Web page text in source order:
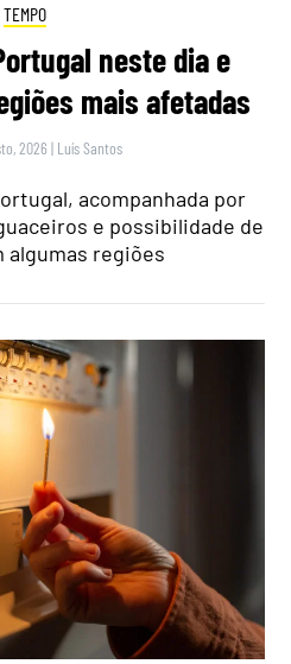
TEMPO
neste dia e
mais afetadas
2026 | Luís Santos
acompanhada por
e possibilidade de
algumas regiões